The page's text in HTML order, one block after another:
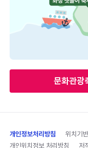
문화관광
개인정보처리방침
위치기
개인위치정보 처리방침
저